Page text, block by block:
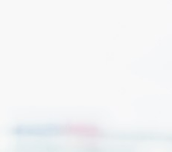
チャルYouTuberのぼっ
この日の放送をradiko
※放送エリア外の方は、
ところが、何かふと不
例えば、小さいお子さ
れど身体がついていけ
になったりする時って
気な「キャー！」とい
いうくらいで済むけれ
ダムの水は「溜め込ん
ムの何が気になったか
込んでしまうのか……そ